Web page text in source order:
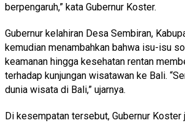
berpengaruh,” kata Gubernur Koster.
Gubernur kelahiran Desa Sembiran,
kemudian menambahkan bahwa isu-isu
keamanan hingga kesehatan rentan
terhadap kunjungan wisatawan ke Bali.
dunia wisata di Bali,” ujarnya.
Di kesempatan tersebut, Gubernur Koster